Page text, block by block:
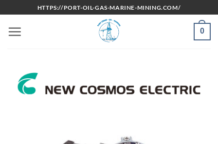
qua
nội
HTTPS://PORT-OIL-GAS-MARINE-MINING.COM/
0